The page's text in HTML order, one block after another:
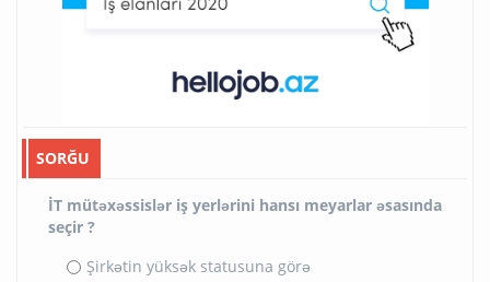
SORĞU
İT mütəxəssislər iş yerlərini hansı meyarlar əsasında
seçir ?
Şirkətin yüksək statusuna görə